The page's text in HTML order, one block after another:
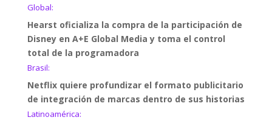
Global:
Hearst oficializa la compra de la participación de
Disney en A+E Global Media y toma el control
total de la programadora
Brasil:
Netflix quiere profundizar el formato publicitario
de integración de marcas dentro de sus historias
Latinoamérica: